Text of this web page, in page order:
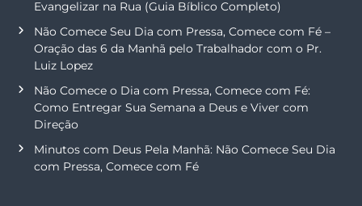
Evangelizar na Rua (Guia Bíblico Completo)
Não Comece Seu Dia com Pressa, Comece com Fé –
Oração das 6 da Manhã pelo Trabalhador com o Pr.
Luiz Lopez
Não Comece o Dia com Pressa, Comece com Fé:
Como Entregar Sua Semana a Deus e Viver com
Direção
Minutos com Deus Pela Manhã: Não Comece Seu Dia
com Pressa, Comece com Fé